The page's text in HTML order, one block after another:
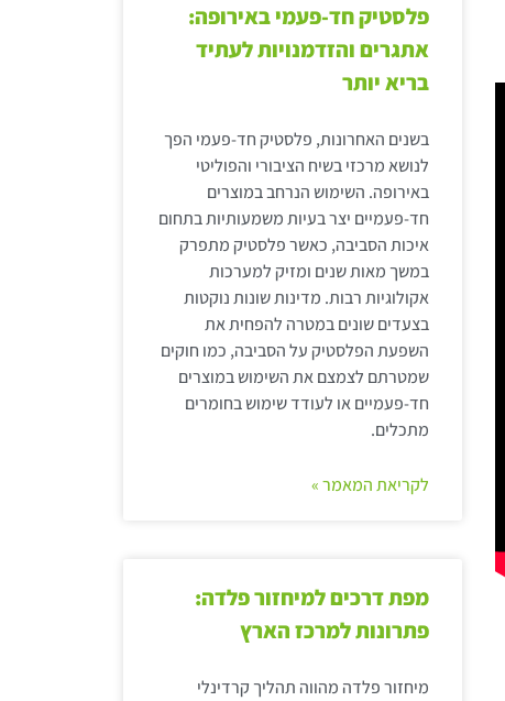
פלסטיק חד-פעמי באירופה:
אתגרים והזדמנויות לעתיד
בריא יותר
בשנים האחרונות, פלסטיק חד-פעמי הפך
לנושא מרכזי בשיח הציבורי והפוליטי
באירופה. השימוש הנרחב במוצרים
חד-פעמיים יצר בעיות משמעותיות בתחום
איכות הסביבה, כאשר פלסטיק מתפרק
במשך מאות שנים ומזיק למערכות
אקולוגיות רבות. מדינות שונות נוקטות
בצעדים שונים במטרה להפחית את
השפעת הפלסטיק על הסביבה, כמו חוקים
שמטרתם לצמצם את השימוש במוצרים
חד-פעמיים או לעודד שימוש בחומרים
מתכלים.
לקריאת המאמר »
מפת דרכים למיחזור פלדה:
פתרונות למרכז הארץ
מיחזור פלדה מהווה תהליך קרדינלי